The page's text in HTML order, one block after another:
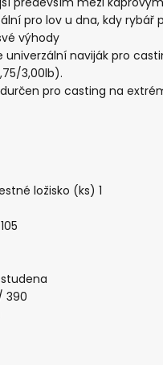
pro lov u dna, kdy rybář
výhody
univerzální naviják pro
3,00lb).
pro casting na
ložisko (ks) 1
390